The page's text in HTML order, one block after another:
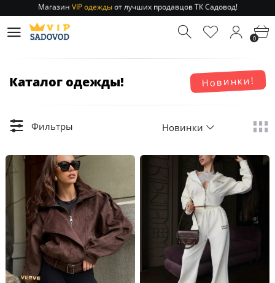
Отправление заказа 1-3 дняпо РФ и МСК!
Магазин
от лучших продавцов ТК Садовод!
0
Новинки!
Каталог одежды!
Фильтры Новинки